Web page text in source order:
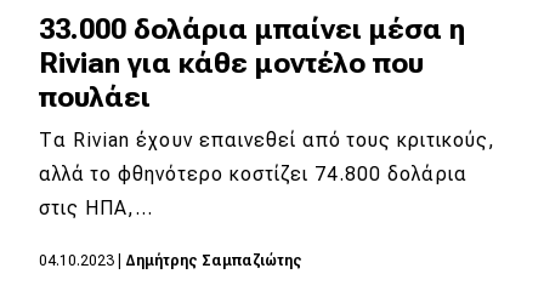
33.000 δολάρια μπαίνει μέσα η
Rivian για κάθε μοντέλο που
πουλάει
Τα Rivian έχουν επαινεθεί από τους κριτικούς,
αλλά το φθηνότερο κοστίζει 74.800 δολάρια
στις ΗΠΑ,…
04.10.2023 Δημήτρης Σαμπαζιώτης